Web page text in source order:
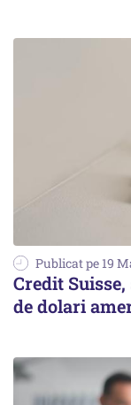
Publicat pe 19
Credit
de dolari